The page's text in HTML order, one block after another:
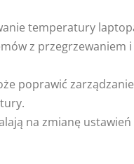
temperatury
z przegrzewaniem
poprawić
na zmianę ustawień